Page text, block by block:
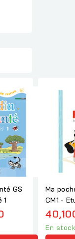
GS
1
Ma
CM1 -
En stock